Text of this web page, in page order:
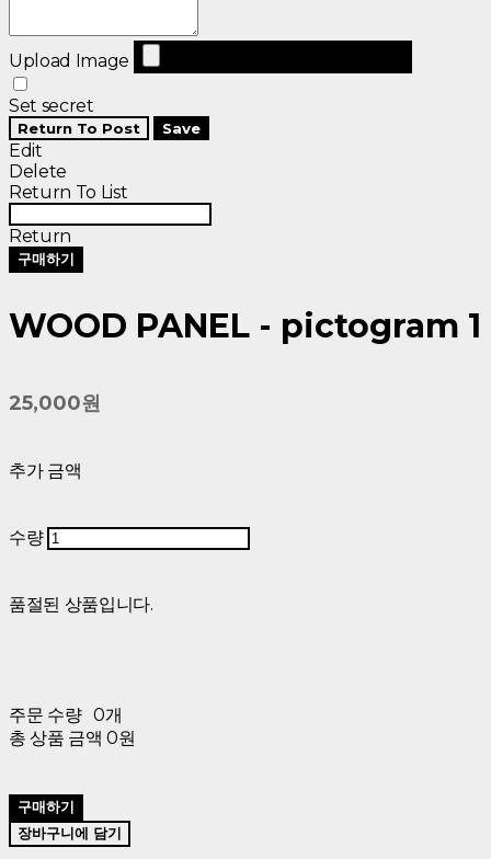
Upload Image
Set secret
Return To Post Save
Edit
Delete
Return To List
Return
구매하기
WOOD PANEL - pictogram 1
25,000원
추가 금액
수량
품절된 상품입니다.
주문 수량 0개
총 상품 금액 0원
구매하기
장바구니에 담기